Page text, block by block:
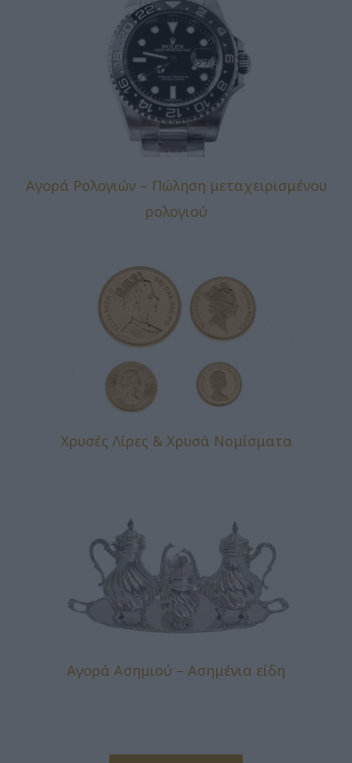
Αγορά Ρολογιών – Πώληση μεταχειρισμένου
ρολογιού
Χρυσές Λίρες & Χρυσά Νομίσματα
Αγορά Ασημιού – Ασημένια είδη